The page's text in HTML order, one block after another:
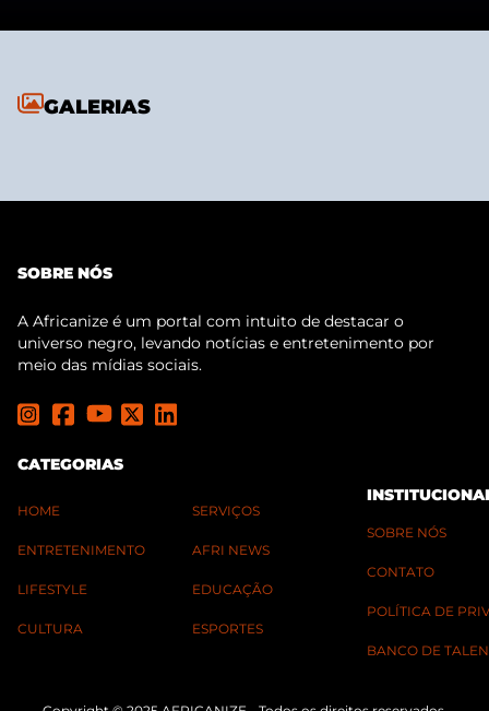
GALERIAS
SOBRE NÓS
A Africanize é um portal com intuito de destacar o
universo negro, levando notícias e entretenimento por
meio das mídias sociais.
CATEGORIAS
HOME
ENTRETENIMENTO
LIFESTYLE
CULTURA
SERVIÇOS
AFRI NEWS
EDUCAÇÃO
ESPORTES
SOBRE NÓS
CONTATO
POLÍTICA DE
BANCO DE